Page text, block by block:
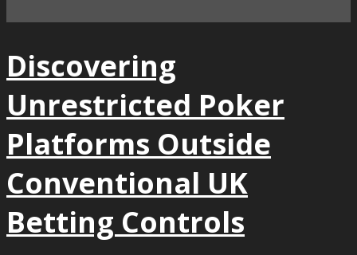
Discovering
Unrestricted Poker
Platforms Outside
Conventional UK
Betting Controls